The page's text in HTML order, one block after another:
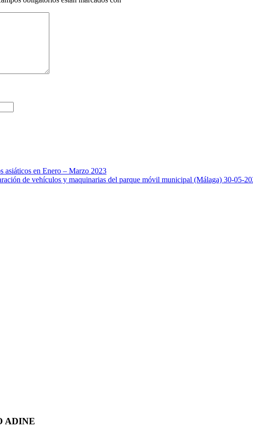
asiáticos en Enero – Marzo 2023
de vehículos y maquinarias del parque móvil municipal (Málaga) 30-05-
ADINE